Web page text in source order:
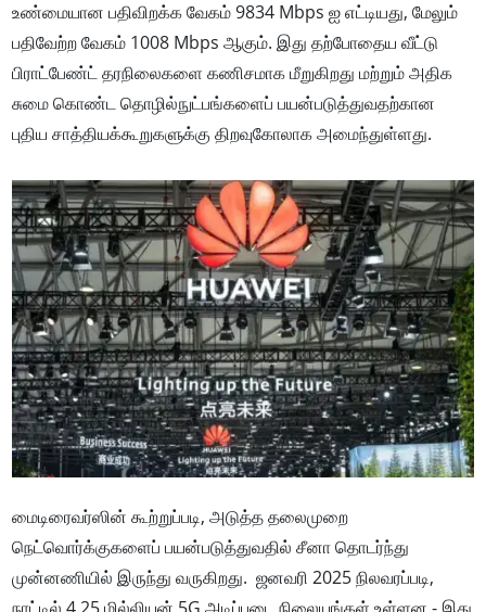
உண்மையான பதிவிறக்க வேகம் 9834 Mbps ஐ எட்டியது, மேலும்
பதிவேற்ற வேகம் 1008 Mbps ஆகும். இது தற்போதைய வீட்டு
பிராட்பேண்ட் தரநிலைகளை கணிசமாக மீறுகிறது மற்றும் அதிக
சுமை கொண்ட தொழில்நுட்பங்களைப் பயன்படுத்துவதற்கான
புதிய சாத்தியக்கூறுகளுக்கு திறவுகோலாக அமைந்துள்ளது.
மைடிரைவர்ஸின் கூற்றுப்படி, அடுத்த தலைமுறை
நெட்வொர்க்குகளைப் பயன்படுத்துவதில் சீனா தொடர்ந்து
முன்னணியில் இருந்து வருகிறது. ஜனவரி 2025 நிலவரப்படி,